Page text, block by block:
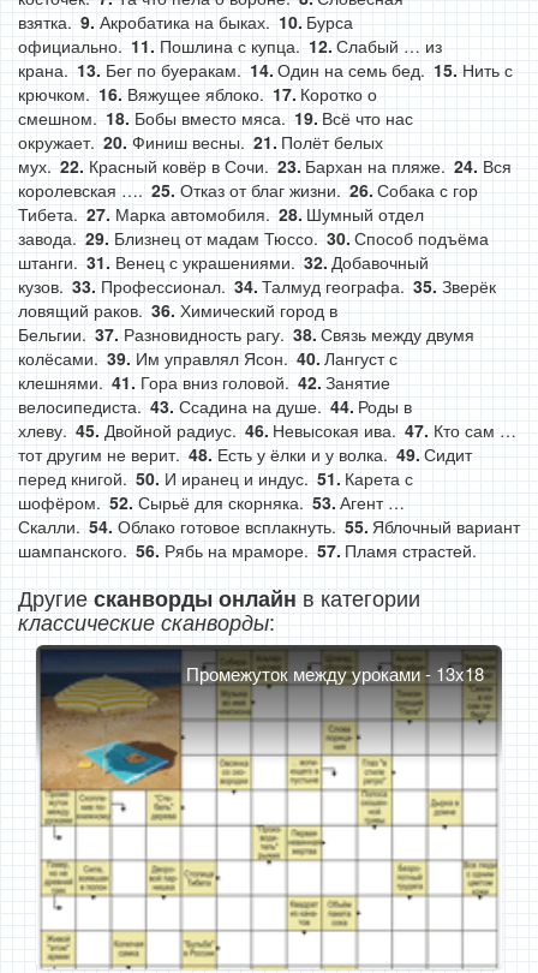
взятка.
Акробатика на быках.
Бурса
официально.
Пошлина с купца.
Слабый … из
крана.
Бег по буеракам. Один на семь бед.
Нить с
крючком.
Вяжущее яблоко.
Коротко о
смешном.
Бобы вместо мяса.
Всё что нас
окружает.
Финиш весны.
Полёт белых
мух.
Красный ковёр в Сочи. Бархан на пляже.
Вся
королевская ….
Отказ от благ жизни.
Собака с гор
Тибета.
Марка автомобиля.
Шумный отдел
завода.
Близнец от мадам Тюссо.
Способ подъёма
штанги.
Венец с украшениями.
Добавочный
кузов.
Профессионал. Талмуд географа.
Зверёк
ловящий раков.
Химический город в
Бельгии.
Разновидность рагу.
Связь между двумя
колёсами.
Им управлял Ясон.
Лангуст с
клешнями.
Гора вниз головой.
Занятие
велосипедиста.
Ссадина на душе.
Роды в
хлеву.
Двойной радиус. Невысокая ива.
Кто сам …
тот другим не верит.
Есть у ёлки и у волка.
Сидит
перед книгой.
И иранец и индус.
Карета с
шофёром.
Сырьё для скорняка.
Агент …
Скалли.
Облако готовое всплакнуть.
Яблочный вариант
шампанского.
Рябь на мраморе. Пламя страстей.
Другиесканворды онлайн в категории
классические сканворды:
Промежуток между уроками - 13x18